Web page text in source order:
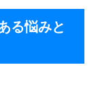
る悩みと